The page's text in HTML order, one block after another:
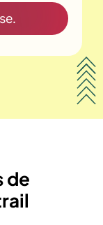
de